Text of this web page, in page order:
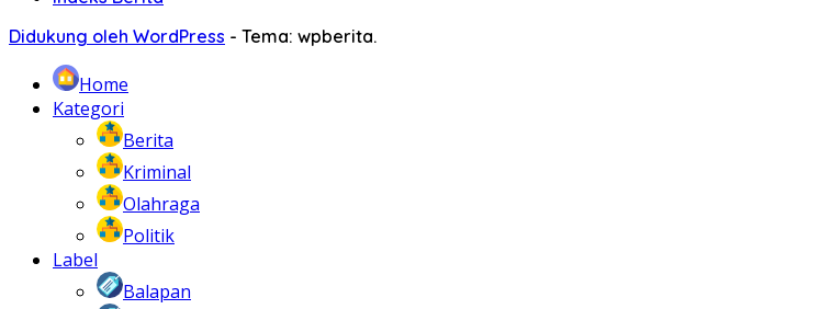
Didukung oleh WordPress - Tema: wpberita.
Home
Kategori
Berita
Kriminal
Olahraga
Politik
Label
Balapan